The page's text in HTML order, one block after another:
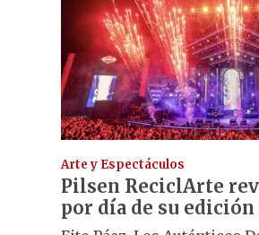
Arte y Espectáculos
Pilsen ReciclArte
por día de su edición